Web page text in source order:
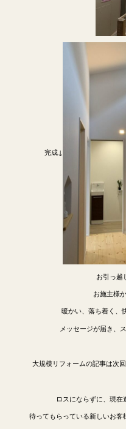
完成↓
お引っ越
お施主様
暖かい、落ち着く、
メッセージが届き、
大規模リフォームの記事は次
ロスにならずに、現在
待ってもらっている新しいお